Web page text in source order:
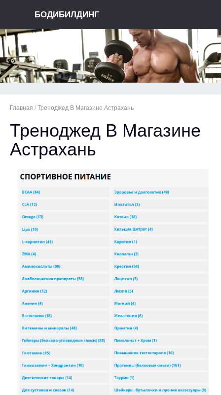
БОДИБИЛДИНГ
Главная / Треноджед В Магазине Астрахань
Треноджед В Магазине
Астрахань